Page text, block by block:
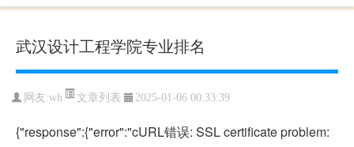
武汉设计工程学院专业排名
网友:wh 文章列表 2025-01-06 00:33:39
{"response":{"error":"cURL错误: SSL certificate problem: